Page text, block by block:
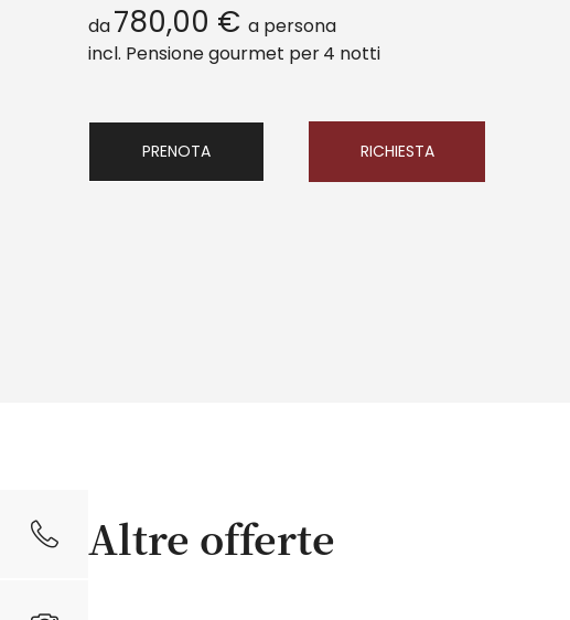
da780,00 € a persona
incl. Pensione gourmet per4 notti
PRENOTA RICHIESTA
Altre offerte